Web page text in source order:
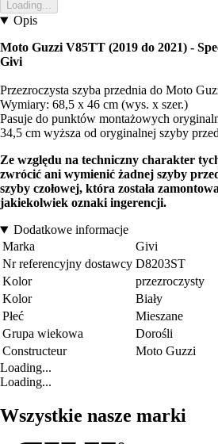
Loading...
Opis
Moto Guzzi V85TT (2019 do 2021) -
Givi
Przezroczysta szyba przednia do Moto
Wymiary: 68,5 x 46 cm (wys. x szer.)
Pasuje do punktów montażowych
34,5 cm wyższa od oryginalnej szyby
Ze względu na techniczny charakter
zwrócić ani wymienić żadnej szyby
szyby czołowej, która została
jakiekolwiek oznaki ingerencji.
Dodatkowe informacje
Marka
Givi
Nr referencyjny dostawcy D8203ST
Kolor
przezroczysty
Kolor
Biały
Płeć
Mieszane
Grupa wiekowa
Dorośli
Constructeur
Moto Guzzi
Loading...
Loading...
Wszystkie nasze marki